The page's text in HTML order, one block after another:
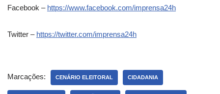
Facebook – https://www.facebook.com/imprensa24h
Twitter – https://twitter.com/imprensa24h
Marcações: CENÁRIO ELEITORAL CIDADANIA